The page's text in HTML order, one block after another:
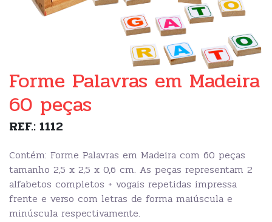
Forme Palavras em Madeira
60 peças
REF.: 1112
Contém: Forme Palavras em Madeira com 60 peças
tamanho 2,5 x 2,5 x 0,6 cm. As peças representam 2
alfabetos completos + vogais repetidas impressa
frente e verso com letras de forma maiúscula e
minúscula respectivamente.